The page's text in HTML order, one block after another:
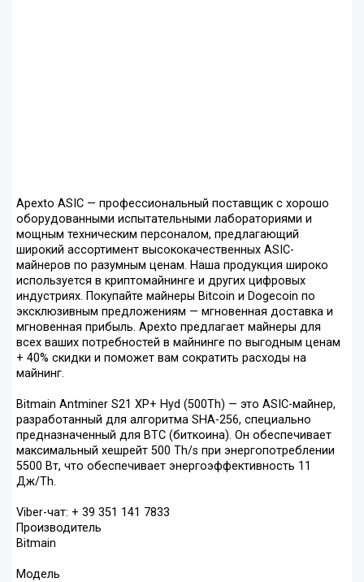
Apexto ASIC — профессиональный поставщик с хорошо
оборудованными испытательными лабораториями и
мощным техническим персоналом, предлагающий
широкий ассортимент высококачественных ASIC-
майнеров по разумным ценам. Наша продукция широко
используется в криптомайнинге и других цифровых
индустриях. Покупайте майнеры Bitcoin и Dogecoin по
эксклюзивным предложениям — мгновенная доставка и
мгновенная прибыль. Apexto предлагает майнеры для
всех ваших потребностей в майнинге по выгодным ценам
+ 40% скидки и поможет вам сократить расходы на
майнинг.
Bitmain Antminer S21 XP+ Hyd (500Th) — это ASIC-майнер,
разработанный для алгоритма SHA-256, специально
предназначенный для BTC (биткоина). Он обеспечивает
максимальный хешрейт 500 Th/s при энергопотреблении
5500 Вт, что обеспечивает энергоэффективность 11
Дж/Th.
Viber-чат: + 39 351 141 7833
Производитель
Bitmain
Модель